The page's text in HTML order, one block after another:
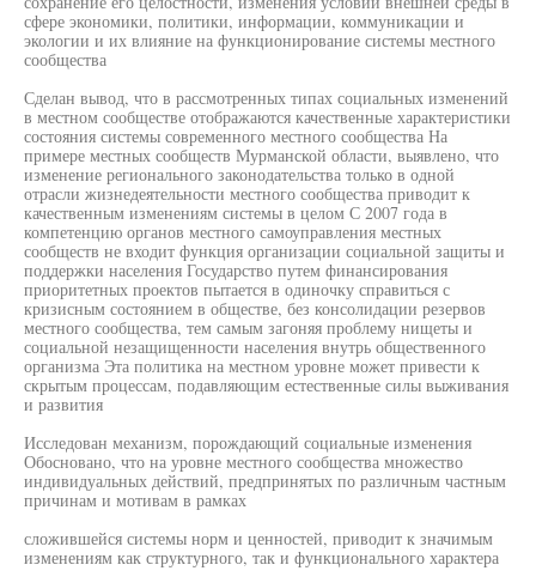
сфере экономики, политики, информации, коммуникации и
экологии и их влияние на функционирование системы местного
сообщества
Сделан вывод, что в рассмотренных типах социальных изменений
в местном сообществе отображаются качественные характеристики
состояния системы современного местного сообщества На
примере местных сообществ Мурманской области, выявлено, что
изменение регионального законодательства только в одной
отрасли жизнедеятельности местного сообщества приводит к
качественным изменениям системы в целом С 2007 года в
компетенцию органов местного самоуправления местных
сообществ не входит функция организации социальной защиты и
поддержки населения Государство путем финансирования
приоритетных проектов пытается в одиночку справиться с
кризисным состоянием в обществе, без консолидации резервов
местного сообщества, тем самым загоняя проблему нищеты и
социальной незащищенности населения внутрь общественного
организма Эта политика на местном уровне может привести к
скрытым процессам, подавляющим естественные силы выживания
и развития
Исследован механизм, порождающий социальные изменения
Обосновано, что на уровне местного сообщества множество
индивидуальных действий, предпринятых по различным частным
причинам и мотивам в рамках
сложившейся системы норм и ценностей, приводит к значимым
изменениям как структурного, так и функционального характера